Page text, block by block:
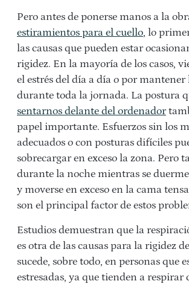
Pero antes de ponerse manos a la
estiramientos para el cuello, lo
las causas que pueden estar
rigidez. En la mayoría de los casos,
el estrés del día a día o por mantener
durante toda la jornada. La postura
sentarnos delante del ordenador
papel importante. Esfuerzos sin los
adecuados o con posturas difíciles
sobrecargar en exceso la zona. Pero
durante la noche mientras se
y moverse en exceso en la cama
son el principal factor de estos
Estudios demuestran que la
es otra de las causas para la rigidez
sucede, sobre todo, en personas que
estresadas, ya que tienden a respirar